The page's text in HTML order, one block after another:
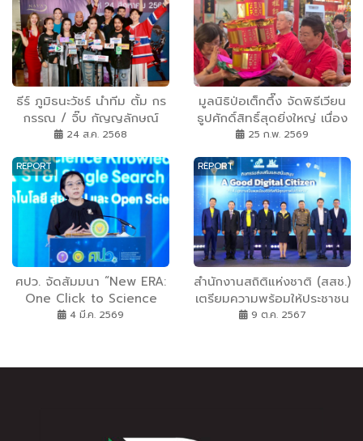
ธีร์ ภูมิธนะวัชร์ นำทีม ตั้ม กร
กรรณ / จิ๊บ กัญญลักษณ์
และ ช่อผกา โสภิพันธ์ เปิดตัว
24 ส.ค. 2568
มูลนิธิป่อเต็กตึ๊ง จัดพิธีเวียน
ธูปศักดิ์สิทธิ์สุดยิ่งใหญ่ เนื่อง
ในเทศกาลตรุษจีน ประจำปี
เทพยดาฟ้าดิน (เจ้าแห่ง
สวรรค์) ขอให้ตนเองและ
ครอบครัว เฮงๆ ตลอดปี
มะเมีย
25 ก.พ. 2569
REPORT
ศปว. จัดสัมมนา “New ERA:
One Click to Science
Knowledge” ขับเคลื่อน AI
“คลิกเดียว”
4 มี.ค. 2569
REPORT
สำนักงานสถิติแห่งชาติ (สสช.)
เตรียมความพร้อมให้ประชาชน
ก้าวสู่การเป็นพลเมืองดิจิทัลที่
ดิจิทัลที่ดีร่วมกัน จับมือเคลือ
9 ต.ค. 2567